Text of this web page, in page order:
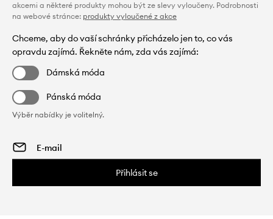
akcemi a některé produkty mohou být ze slevy vyloučeny. Podrobnosti
na webové stránce: produkty vyloučené z akce
Chceme, aby do vaší schránky přicházelo jen to, co vás
opravdu zajímá. Řekněte nám, zda vás zajímá:
Dámská móda
Pánská móda
Výběr nabídky je volitelný.
Přihlásit se